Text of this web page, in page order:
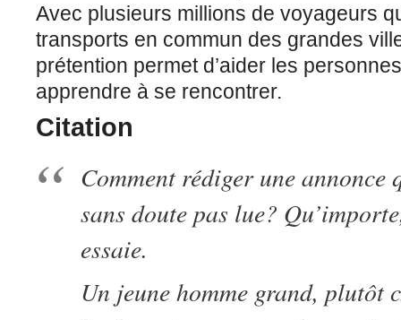
Avec plusieurs millions de voyageurs
transports en commun des grandes
prétention permet d’aider les
apprendre à se rencontrer.
Citation
Comment rédiger une annonce
sans doute pas lue?
essaie.
Un jeune homme grand, plutôt